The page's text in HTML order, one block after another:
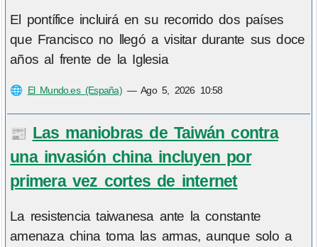
El pontífice incluirá en su recorrido dos países
que Francisco no llegó a visitar durante sus doce
años al frente de la Iglesia
🌐 El Mundo.es (España)—Ago 5, 2026 10:58
📰 Las maniobras de Taiwán contra
una invasión china incluyen por
primera vez cortes de internet
La resistencia taiwanesa ante la constante
amenaza china toma las armas, aunque solo a